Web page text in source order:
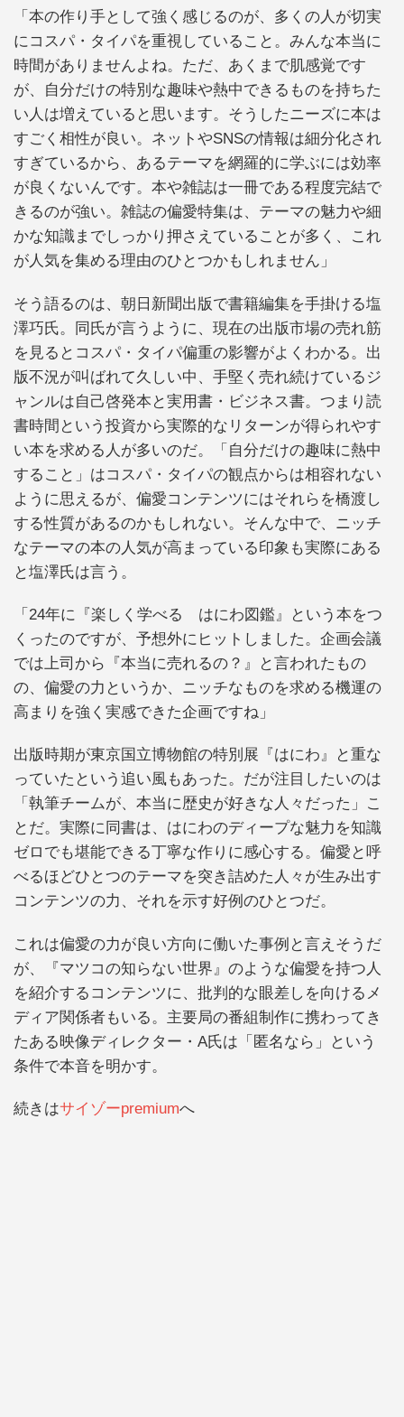
「本の作り手として強く感じるのが、多くの人が切実
にコスパ・タイパを重視していること。みんな本当に
時間がありませんよね。ただ、あくまで肌感覚です
が、自分だけの特別な趣味や熱中できるものを持ちた
い人は増えていると思います。そうしたニーズに本は
すごく相性が良い。ネットやSNSの情報は細分化され
すぎているから、あるテーマを網羅的に学ぶには効率
が良くないんです。本や雑誌は一冊である程度完結で
きるのが強い。雑誌の偏愛特集は、テーマの魅力や細
かな知識までしっかり押さえていることが多く、これ
が人気を集める理由のひとつかもしれません」
そう語るのは、朝日新聞出版で書籍編集を手掛ける塩
澤巧氏。同氏が言うように、現在の出版市場の売れ筋
を見るとコスパ・タイパ偏重の影響がよくわかる。出
版不況が叫ばれて久しい中、手堅く売れ続けているジ
ャンルは自己啓発本と実用書・ビジネス書。つまり読
書時間という投資から実際的なリターンが得られやす
い本を求める人が多いのだ。「自分だけの趣味に熱中
すること」はコスパ・タイパの観点からは相容れない
ように思えるが、偏愛コンテンツにはそれらを橋渡し
する性質があるのかもしれない。そんな中で、ニッチ
なテーマの本の人気が高まっている印象も実際にある
と塩澤氏は言う。
「24年に『楽しく学べる はにわ図鑑』という本をつ
くったのですが、予想外にヒットしました。企画会議
では上司から『本当に売れるの？』と言われたもの
の、偏愛の力というか、ニッチなものを求める機運の
高まりを強く実感できた企画ですね」
出版時期が東京国立博物館の特別展『はにわ』と重な
っていたという追い風もあった。だが注目したいのは
「執筆チームが、本当に歴史が好きな人々だった」こ
とだ。実際に同書は、はにわのディープな魅力を知識
ゼロでも堪能できる丁寧な作りに感心する。偏愛と呼
べるほどひとつのテーマを突き詰めた人々が生み出す
コンテンツの力、それを示す好例のひとつだ。
これは偏愛の力が良い方向に働いた事例と言えそうだ
が、『マツコの知らない世界』のような偏愛を持つ人
を紹介するコンテンツに、批判的な眼差しを向けるメ
ディア関係者もいる。主要局の番組制作に携わってき
たある映像ディレクター・A氏は「匿名なら」という
条件で本音を明かす。
続きはサイゾーpremiumへ